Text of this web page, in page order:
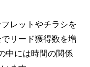
レットやチラシを
リード獲得数を増
中には時間の関係